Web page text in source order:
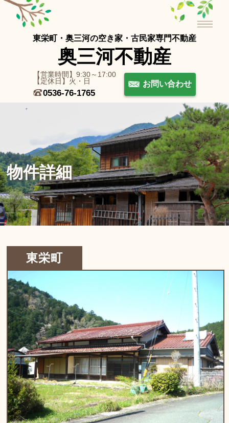
東栄町・奥三河の空き家・古⺠家専⾨不動産
奥三河不動産
【営業時間】9:30～17:00
【定休日】火・日
0536-76-1765
お問い合わせ
物件詳細
東栄町